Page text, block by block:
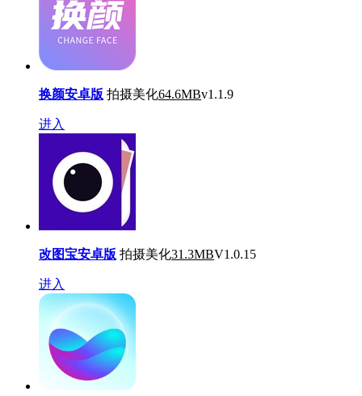
换颜安卓版 拍摄美化64.6MBv1.1.9
进入
改图宝安卓版 拍摄美化31.3MBV1.0.15
进入